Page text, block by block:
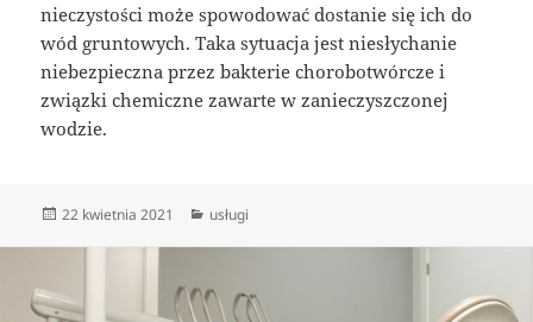
nieczystości może spowodować dostanie się ich do
wód gruntowych. Taka sytuacja jest niesłychanie
niebezpieczna przez bakterie chorobotwórcze i
związki chemiczne zawarte w zanieczyszczonej
wodzie.
Data
22 kwietnia 2021 Kategorie
usługi